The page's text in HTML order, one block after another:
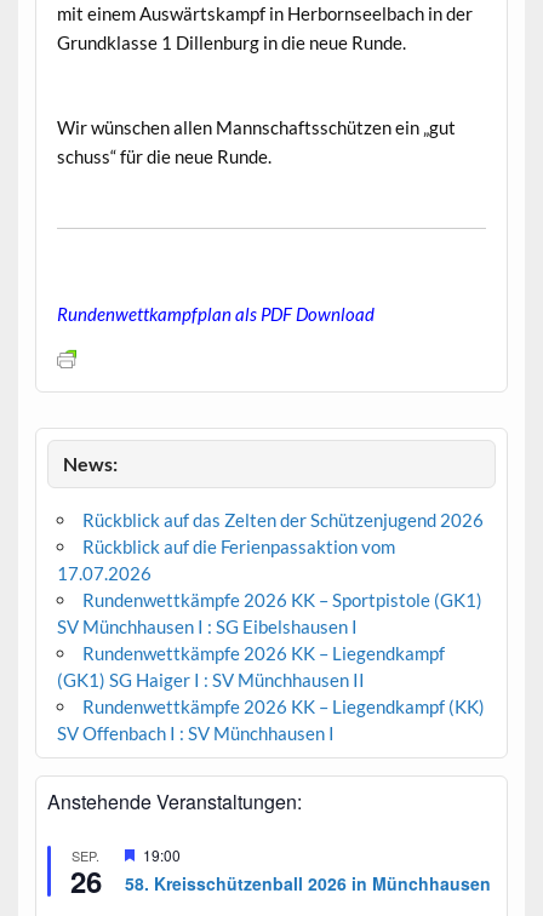
mit einem Auswärtskampf in Herbornseelbach in der
Grundklasse 1 Dillenburg in die neue Runde.
Wir wünschen allen Mannschaftsschützen ein „gut
schuss“ für die neue Runde.
Rundenwettkampfplan als PDF Download
News:
Rückblick auf das Zelten der Schützenjugend 2026
Rückblick auf die Ferienpassaktion vom
17.07.2026
Rundenwettkämpfe 2026 KK – Sportpistole (GK1)
SV Münchhausen I : SG Eibelshausen I
Rundenwettkämpfe 2026 KK – Liegendkampf
(GK1) SG Haiger I : SV Münchhausen II
Rundenwettkämpfe 2026 KK – Liegendkampf (KK)
SV Offenbach I : SV Münchhausen I
Anstehende Veranstaltungen:
SEP.
26
H
r
19:00
58. Kreisschützenball 2026 in Münchhausen